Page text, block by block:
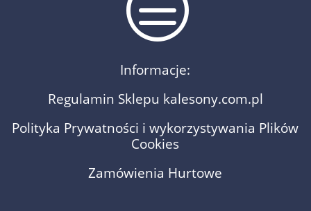
Informacje:
Regulamin Sklepu kalesony.com.pl
Polityka Prywatności i wykorzystywania Plików
Cookies
Zamówienia Hurtowe